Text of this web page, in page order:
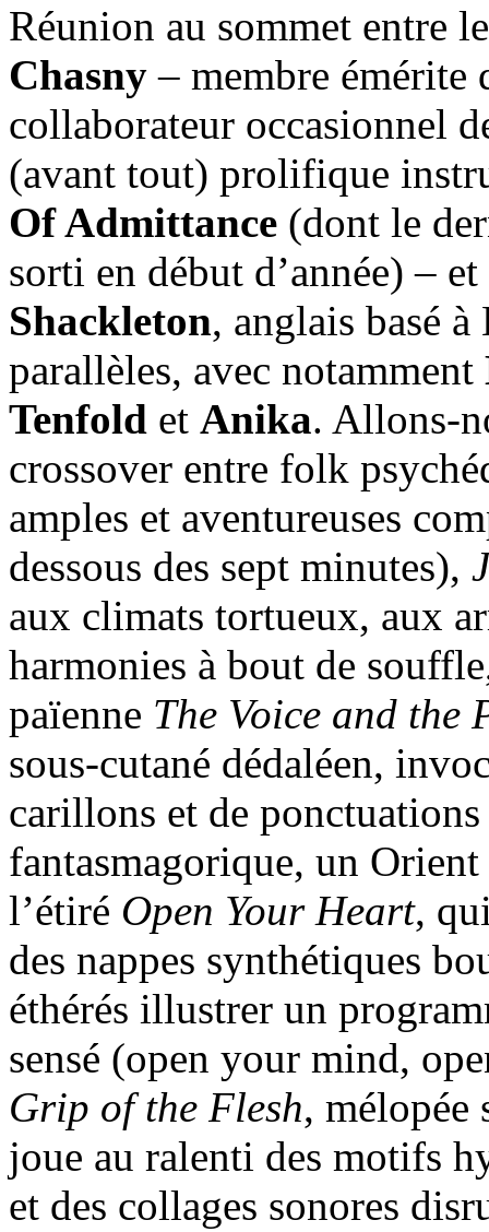
Réunion au sommet entre
Chasny – membre émérite
collaborateur occasionnel
(avant tout) prolifique
Of Admittance (dont le
sorti en début d’année) –
Shackleton, anglais basé
parallèles, avec notamment
Tenfold et Anika. Allons-
crossover entre folk
amples et aventureuses
dessous des sept minutes),
aux climats tortueux, aux
harmonies à bout de
païenne The Voice and the
sous-cutané dédaléen,
carillons et de
fantasmagorique, un
l’étiré Open Your Heart,
des nappes synthétiques
éthérés illustrer un
sensé (open your mind,
Grip of the Flesh, mélopée
joue au ralenti des motifs
et des collages sonores